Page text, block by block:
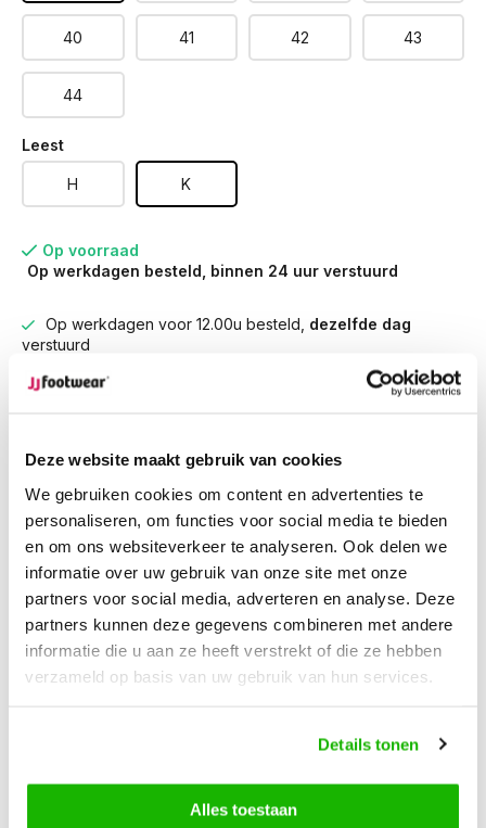
Deze website maakt gebruik van cookies
We gebruiken cookies om content en advertenties te
personaliseren, om functies voor social media te bieden
en om ons websiteverkeer te analyseren. Ook delen we
informatie over uw gebruik van onze site met onze
partners voor social media, adverteren en analyse. Deze
partners kunnen deze gegevens combineren met andere
informatie die u aan ze heeft verstrekt of die ze hebben
verzameld op basis van uw gebruik van hun services.
Details tonen
Alles toestaan
40 41 42 43
44
Leest
H K
Op voorraad
Op werkdagen besteld, binnen 24 uur verstuurd
Op werkdagen voor 12.00u besteld, dezelfde dag
verstuurd
Gratis retourneren
Beschrijving
Keston - Espresso
De Keston is een elegant enkellaarsje voor brede voeten dat
mode en comfort perfect combineert. Gemaakt van
hoogwaardig suède en afgewerkt met een subtiele
Cubaanse hak. Het uitneembare voetbed biedt extra comfort
en in stijlvolle kleuren zoals Espresso, Jeans, Zwart en
Taupe. Ideaal voor dagelijks gebruik of om een outfit een
modieuze touch te geven.